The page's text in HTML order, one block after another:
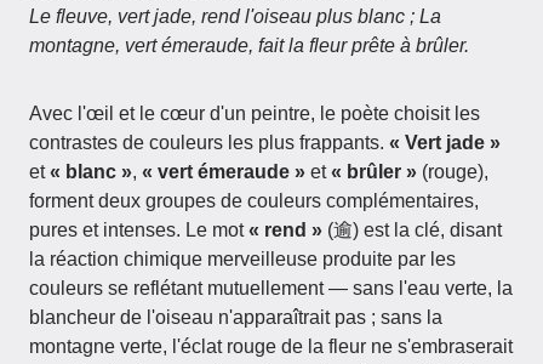
Le fleuve, vert jade, rend l'oiseau plus blanc ; La
montagne, vert émeraude, fait la fleur prête à brûler.
Avec l'œil et le cœur d'un peintre, le poète choisit les
contrastes de couleurs les plus frappants. « Vert jade »
et« blanc », « vert émeraude » et« brûler » (rouge),
forment deux groupes de couleurs complémentaires,
pures et intenses. Le mot« rend » (逾) est la clé, disant
la réaction chimique merveilleuse produite par les
couleurs se reflétant mutuellement — sans l'eau verte, la
blancheur de l'oiseau n'apparaîtrait pas ; sans la
montagne verte, l'éclat rouge de la fleur ne s'embraserait